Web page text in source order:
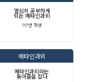
열심히 공부하게
되는 메타인과외
이*연 학생
메타인과외
메타인과외라는
동아줄을 잡다